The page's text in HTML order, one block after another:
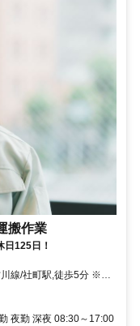
搬作業
125日！
線/社町駅,徒歩5分 ※中
に無料駐車場あり
夜勤 深夜 08:30～17:00